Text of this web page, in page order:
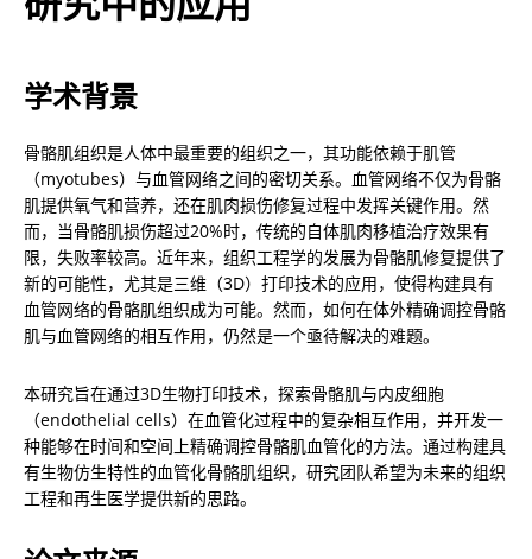
学术背景
骨骼肌组织是人体中最重要的组织之一，其功能依赖于肌管
（myotubes）与血管网络之间的密切关系。血管网络不仅为骨骼
肌提供氧气和营养，还在肌肉损伤修复过程中发挥关键作用。然
而，当骨骼肌损伤超过20%时，传统的自体肌肉移植治疗效果有
限，失败率较高。近年来，组织工程学的发展为骨骼肌修复提供了
新的可能性，尤其是三维（3D）打印技术的应用，使得构建具有
血管网络的骨骼肌组织成为可能。然而，如何在体外精确调控骨骼
肌与血管网络的相互作用，仍然是一个亟待解决的难题。
本研究旨在通过3D生物打印技术，探索骨骼肌与内皮细胞
（endothelial cells）在血管化过程中的复杂相互作用，并开发一
种能够在时间和空间上精确调控骨骼肌血管化的方法。通过构建具
有生物仿生特性的血管化骨骼肌组织，研究团队希望为未来的组织
工程和再生医学提供新的思路。